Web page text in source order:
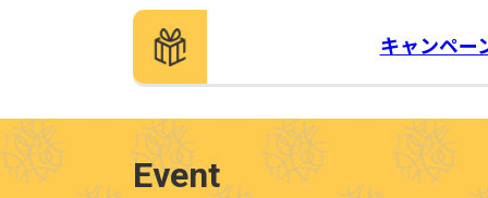
キャンペー
Event